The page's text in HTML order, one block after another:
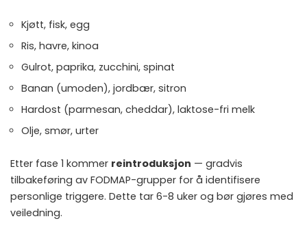
Kjøtt, fisk, egg
Ris, havre, kinoa
Gulrot, paprika, zucchini, spinat
Banan (umoden), jordbær, sitron
Hardost (parmesan, cheddar), laktose-fri melk
Olje, smør, urter
Etter fase 1 kommer reintroduksjon — gradvis
tilbakeføring av FODMAP-grupper for å identifisere
personlige triggere. Dette tar 6-8 uker og bør gjøres med
veiledning.